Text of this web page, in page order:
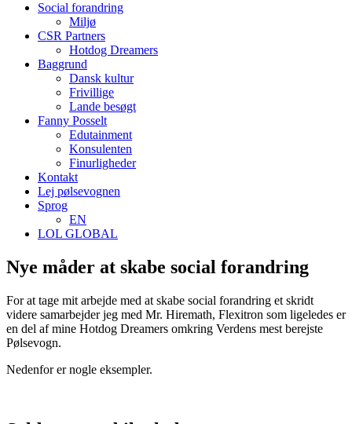
Social forandring
Miljø
CSR Partners
Hotdog Dreamers
Baggrund
Dansk kultur
Frivillige
Lande besøgt
Fanny Posselt
Edutainment
Konsulenten
Finurligheder
Kontakt
Lej pølsevognen
Sprog
EN
LOL GLOBAL
Nye måder at skabe social forandring
For at tage mit arbejde med at skabe social forandring et skridt
videre samarbejder jeg med Mr. Hiremath, Flexitron som ligeledes er
en del af mine Hotdog Dreamers omkring Verdens mest berejste
Pølsevogn.
Nedenfor er nogle eksempler.